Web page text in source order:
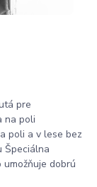
pre
na poli
poli a v lese bez
Špeciálna
dobrú